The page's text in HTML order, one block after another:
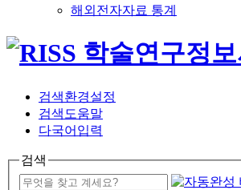
해외전자자료 통계
검색환경설정
검색도움말
다국어입력
검색